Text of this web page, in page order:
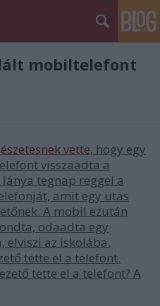
mobiltelefont
vette, hogy egy
visszaadta a
tegnap reggel a
amit egy utas
A mobil ezután
odaadta egy
elviszi az iskolába.
tette el a telefont.
tette el a telefont? A